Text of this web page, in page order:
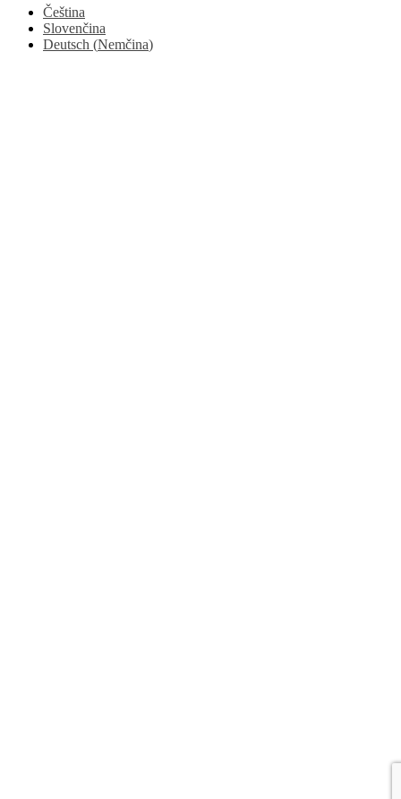
Čeština
Slovenčina
Deutsch (Nemčina)